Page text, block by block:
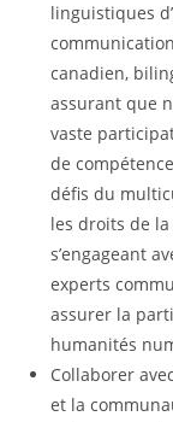
linguistiques
canadien,
assurant que
vaste
de
défis du
les droits de
s’engageant
experts
assurer la
humanités
Collaborer
et la